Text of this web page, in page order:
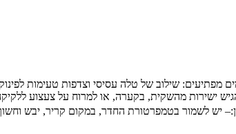
מפתיעים: שילוב של טלה עסיסי וצדפות טעימות
ישירות מהשקית, בקערה, או למרוח על צעצוע